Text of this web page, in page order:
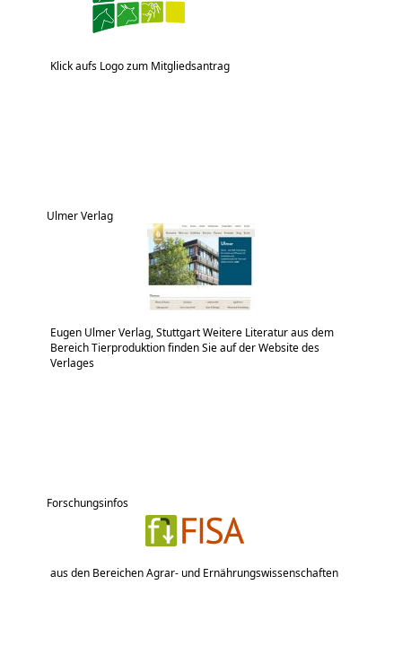
Klick aufs Logo zum Mitgliedsantrag
Ulmer Verlag
Eugen Ulmer Verlag, Stuttgart Weitere Literatur aus dem
Bereich Tierproduktion finden Sie auf der Website des
Verlages
Forschungsinfos
aus den Bereichen Agrar- und Ernährungswissenschaften